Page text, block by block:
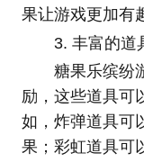
果让游戏更加有
3. 丰富的道
糖果乐缤纷
励，这些道具可
如，炸弹道具可
果；彩虹道具可